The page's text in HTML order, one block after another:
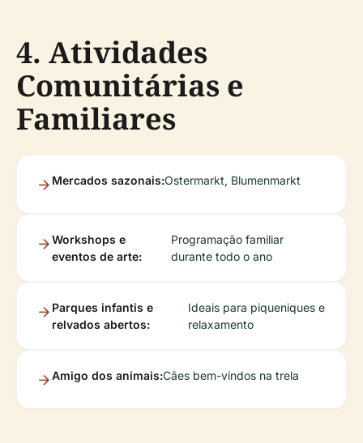
4. Atividades
Comunitárias e
Familiares
Mercados sazonais:Ostermarkt, Blumenmarkt
Workshops e
eventos de arte:
Programação familiar
durante todo o ano
Parques infantis e
relvados abertos:
Ideais para piqueniques e
relaxamento
Amigo dos animais:Cães bem-vindos na trela